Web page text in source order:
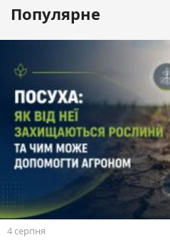
Популярне
4 серпня